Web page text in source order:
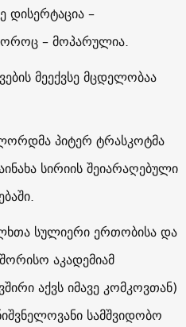
დისერტაცია –
– მოპარულია.
მეექვსე მცდელობაა
პიტერ ტრასკოტმა
სირიის შეიარაღებული
სულიერი ერთობისა და
აკადემიამ
აქვს იმავე კომკოვთან)
სამშვიდობო